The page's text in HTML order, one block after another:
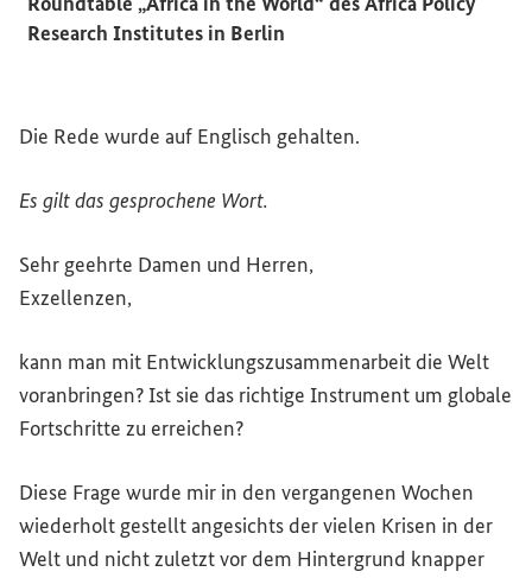
Research Institutes in Berlin
Die Rede wurde auf Englisch gehalten.
Es gilt das gesprochene Wort.
Sehr geehrte Damen und Herren,
Exzellenzen,
kann man mit Entwicklungszusammenarbeit die Welt
voranbringen? Ist sie das richtige Instrument um globale
Fortschritte zu erreichen?
Diese Frage wurde mir in den vergangenen Wochen
wiederholt gestellt angesichts der vielen Krisen in der
Welt und nicht zuletzt vor dem Hintergrund knapper